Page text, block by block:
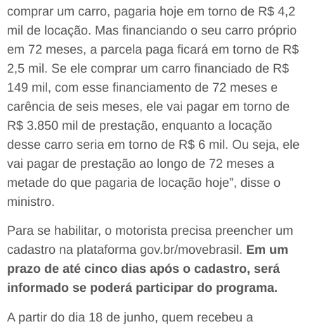
comprar um carro, pagaria hoje em torno de R$ 4,2
mil de locação. Mas financiando o seu carro próprio
em 72 meses, a parcela paga ficará em torno de R$
2,5 mil. Se ele comprar um carro financiado de R$
149 mil, com esse financiamento de 72 meses e
carência de seis meses, ele vai pagar em torno de
R$ 3.850 mil de prestação, enquanto a locação
desse carro seria em torno de R$ 6 mil. Ou seja, ele
vai pagar de prestação ao longo de 72 meses a
metade do que pagaria de locação hoje”, disse o
ministro.
Para se habilitar, o motorista precisa preencher um
cadastro na plataforma gov.br/movebrasil. Em um
prazo de até cinco dias após o cadastro, será
informado se poderá participar do programa.
A partir do dia 18 de junho, quem recebeu a